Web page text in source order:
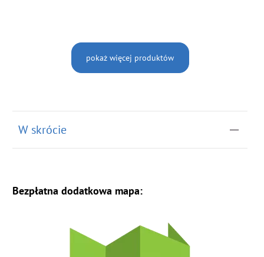
pokaż więcej produktów
W skrócie
Bezpłatna dodatkowa mapa: